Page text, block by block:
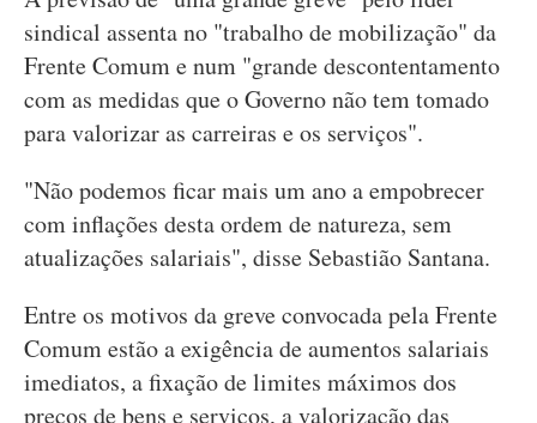
sindical assenta no "trabalho de mobilização" da
Frente Comum e num "grande descontentamento
com as medidas que o Governo não tem tomado
para valorizar as carreiras e os serviços".
"Não podemos ficar mais um ano a empobrecer
com inflações desta ordem de natureza, sem
atualizações salariais", disse Sebastião Santana.
Entre os motivos da greve convocada pela Frente
Comum estão a exigência de aumentos salariais
imediatos, a fixação de limites máximos dos
preços de bens e serviços, a valorização das